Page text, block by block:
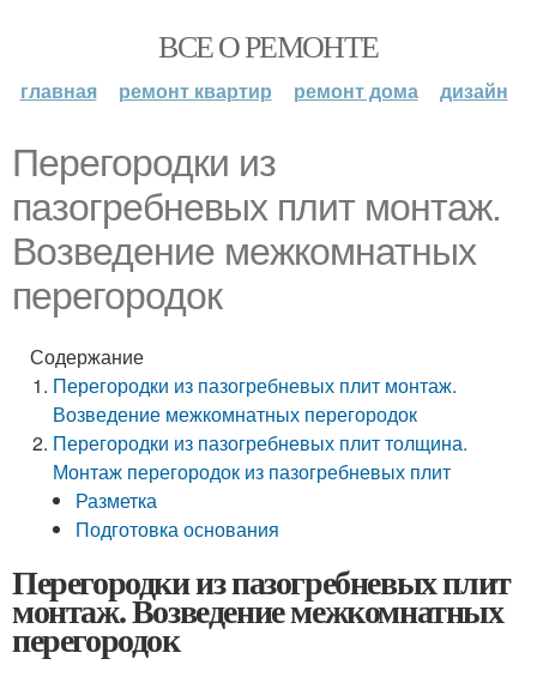
ВСЕ О РЕМОНТЕ
главная ремонт квартир ремонт дома дизайн
Перегородки из
пазогребневых плит монтаж.
Возведение межкомнатных
перегородок
Содержание
Перегородки из пазогребневых плит монтаж.
Возведение межкомнатных перегородок
Перегородки из пазогребневых плит толщина.
Монтаж перегородок из пазогребневых плит
Разметка
Подготовка основания
Перегородки из пазогребневых плит
монтаж. Возведение межкомнатных
перегородок